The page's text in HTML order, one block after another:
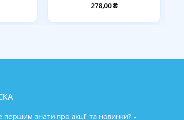
278,00 ₴
першим знати про акції та новинки? -